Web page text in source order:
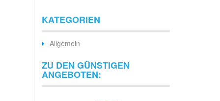
KATEGORIEN
Allgemein
ZU DEN GÜNSTIGEN
ANGEBOTEN: